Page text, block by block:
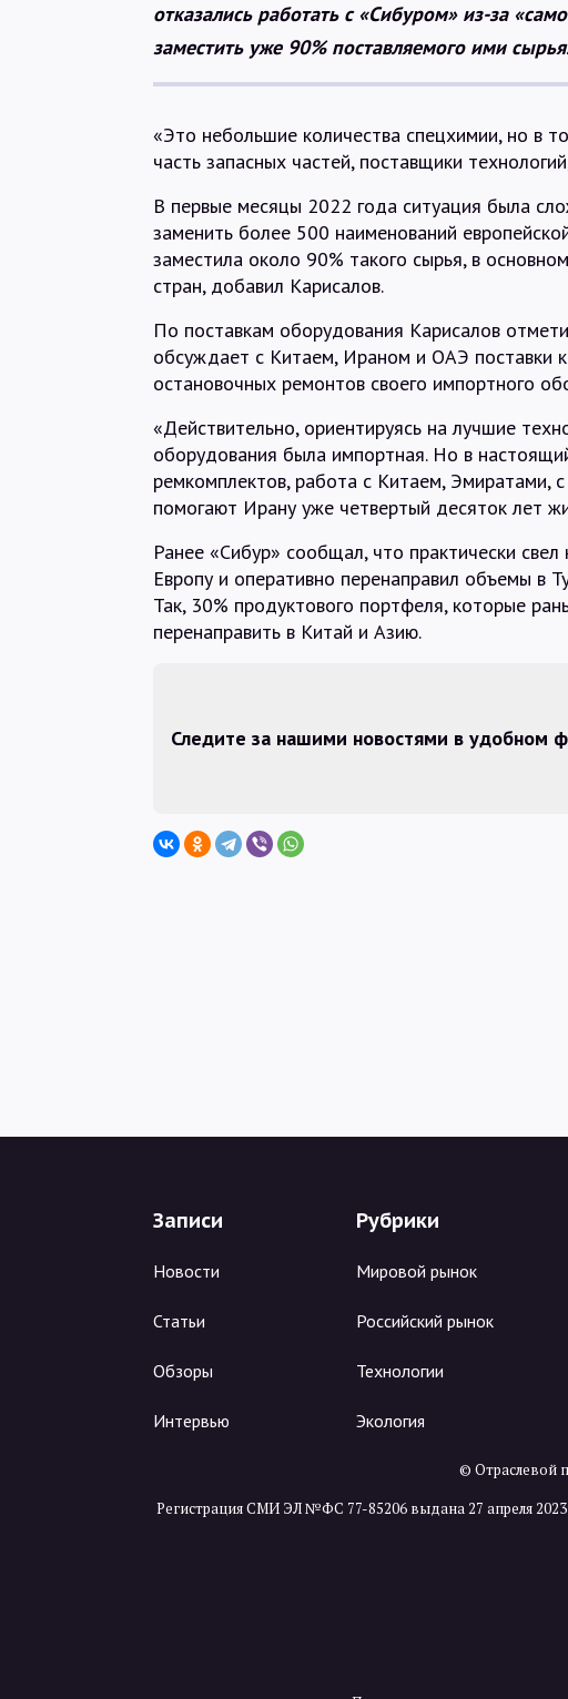
отказались работать с «Сибуром» из-за
заместить уже 90% поставляемого ими
«Это небольшие количества спецхимии, но в
часть запасных частей, поставщики
В первые месяцы 2022 года ситуация была
заменить более 500 наименований
заместила около 90% такого сырья, в
стран, добавил Карисалов.
По поставкам оборудования Карисалов
обсуждает с Китаем, Ираном и ОАЭ поставки
остановочных ремонтов своего импортного
«Действительно, ориентируясь на лучшие
оборудования была импортная. Но в
ремкомплектов, работа с Китаем, Эмиратами,
помогают Ирану уже четвертый десяток лет
Ранее «Сибур» сообщал, что практически
Европу и оперативно перенаправил объемы в
Так, 30% продуктового портфеля, которые
перенаправить в Китай и Азию.
Следите за нашими новостями в удобном
Записи
Новости
Статьи
Обзоры
Интервью
Рубрики
Мировой рынок
Российский рынок
Технологии
Экология
© Отраслевой
Регистрация СМИ ЭЛ №ФС 77-85206 выдана 27 апреля